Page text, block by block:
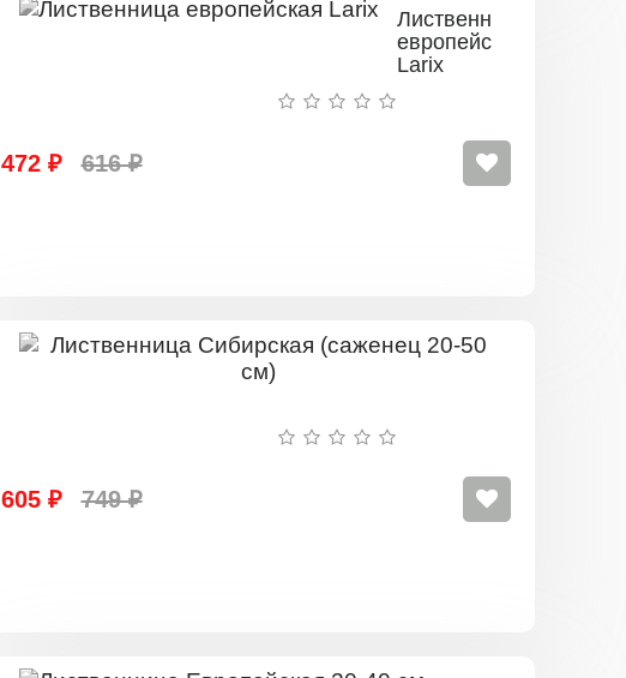
Лиственница
европейская
Larix
472 ₽ 616 ₽
605 ₽ 749 ₽